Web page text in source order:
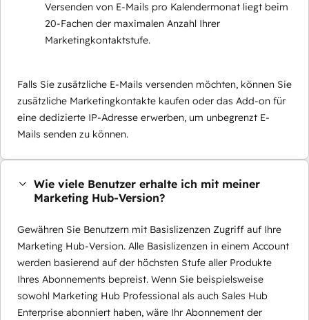
Versenden von E-Mails pro Kalendermonat liegt beim
20-Fachen der maximalen Anzahl Ihrer
Marketingkontaktstufe.
Falls Sie zusätzliche E-Mails versenden möchten, können Sie
zusätzliche Marketingkontakte kaufen oder das Add-on für
eine dedizierte IP-Adresse erwerben, um unbegrenzt E-
Mails senden zu können.
Wie viele Benutzer erhalte ich mit meiner
Marketing Hub-Version?
Gewähren Sie Benutzern mit Basislizenzen Zugriff auf Ihre
Marketing Hub-Version. Alle Basislizenzen in einem Account
werden basierend auf der höchsten Stufe aller Produkte
Ihres Abonnements bepreist. Wenn Sie beispielsweise
sowohl Marketing Hub Professional als auch Sales Hub
Enterprise abonniert haben, wäre Ihr Abonnement der